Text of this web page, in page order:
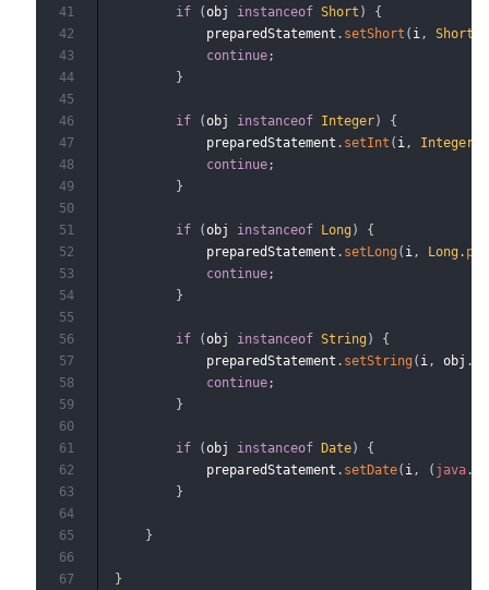
if (obj instanceof Short )
{
            preparedStatement
. setShort ( i , Short
continue ;
}
if (obj instanceof Integer)
{
            preparedStatement
. setInt ( i , Integer
continue ;
}
if (obj instanceof Long )
{
            preparedStatement
. setLong ( i , Long .
continue ;
}
if (obj instanceof String )
{
            preparedStatement
. setString ( i , obj .
continue ;
}
if (obj instanceof Date)
{
            preparedStatement
. setDate( i , ( java .
}
}
}
41
42
43
44
45
46
47
48
49
50
51
52
53
54
55
56
57
58
59
60
61
62
63
64
65
66
67